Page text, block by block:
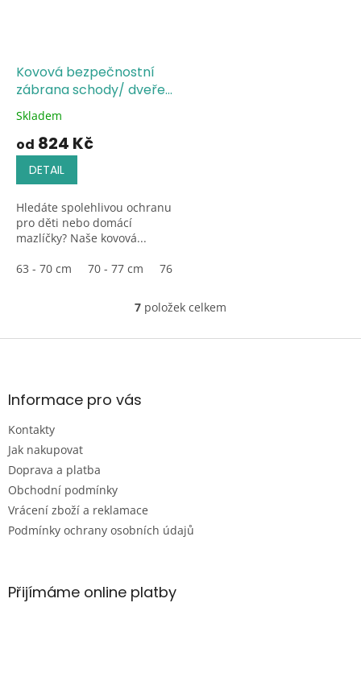
Kovová bezpečnostní
zábrana schody/ dveře
do otvoru - bílá
Průměrné
produktu
5,0
5
hvězdiček.
Skladem
od 824 Kč
DETAIL
Hledáte spolehlivou ochranu
pro děti nebo domácí
mazlíčky? Naše kovová...
63 - 70 cm
70 - 77 cm 76 - 83 cm
O
l
ý
p
7 položek celkem
Z
aInformace pro vás
Kontakty
Jak nakupovat
Doprava a platba
Obchodní podmínky
Vrácení zboží a reklamace
Podmínky ochrany osobních údajů
Přijímáme online platby